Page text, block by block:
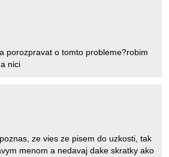
porozpravat o tomto probleme?robim
nici
ze vies ze pisem do uzkosti, tak
menom a nedavaj dake skratky ako